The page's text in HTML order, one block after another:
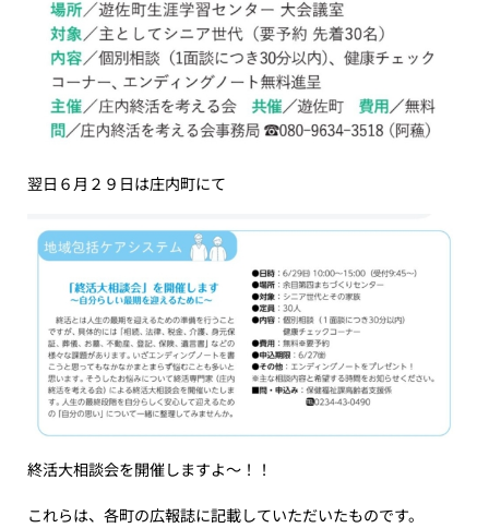
翌日６月２９日は庄内町にて
終活大相談会を開催しますよ〜！！
これらは、各町の広報誌に記載していただいたものです。